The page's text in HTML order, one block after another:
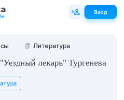
📗 Литература
лекарь" Тургенева
Вход